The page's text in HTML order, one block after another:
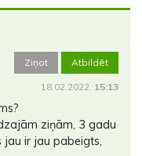
Ziņot Atbildēt
18.02.2022. 15:13
ziņām, 3 gadu
ir jau pabeigts,